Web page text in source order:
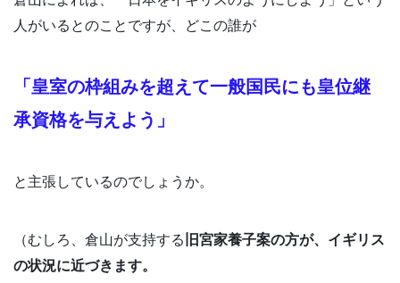
人がいるとのことですが、どこの誰が
「皇室の枠組みを超えて一般国民にも皇位継
承資格を与えよう」
と主張しているのでしょうか。
（むしろ、倉山が支持する 旧宮家養子案の方が、イギリス
の状況に近づきます。